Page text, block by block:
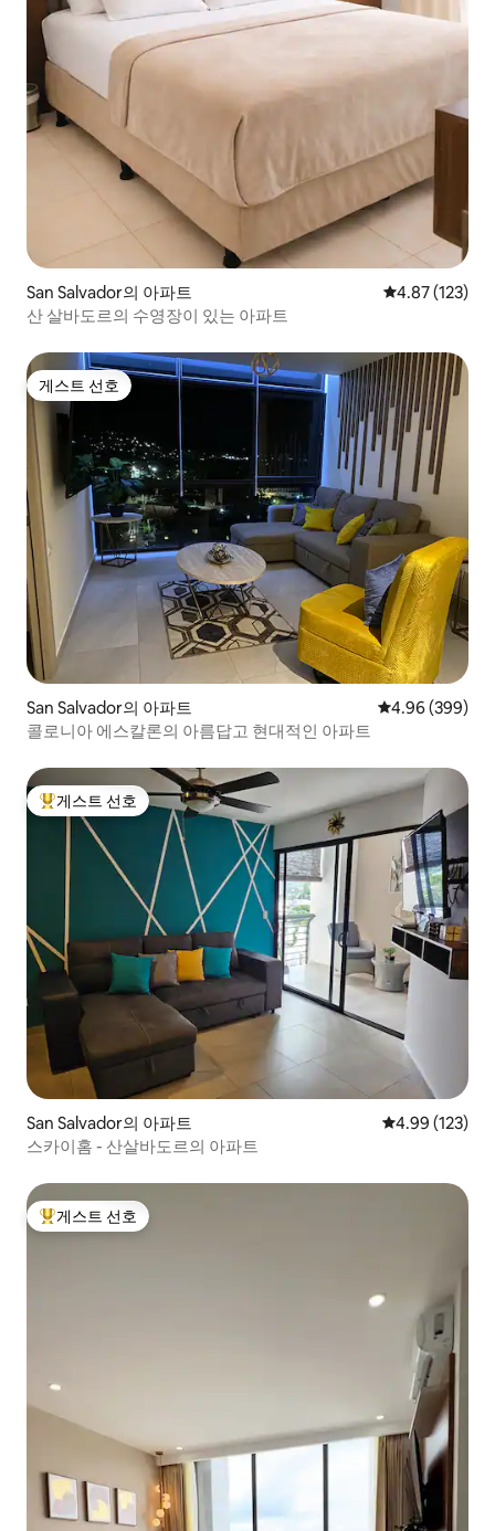
San Salvador의 아파트 평점 4.87점(5
4.87 (123)
산 살바도르의 수영장이 있는 아파트
게스트 선호
게스트 선호
San Salvador의 아파트 평점 4.96점(5
4.96 (399)
콜로니아 에스칼론의 아름답고 현대적인 아파트
상위 게스트 선호
게스트 선호
San Salvador의 아파트 평점 4.99점(5
4.99 (123)
스카이홈 - 산살바도르의 아파트
상위 게스트 선호
게스트 선호